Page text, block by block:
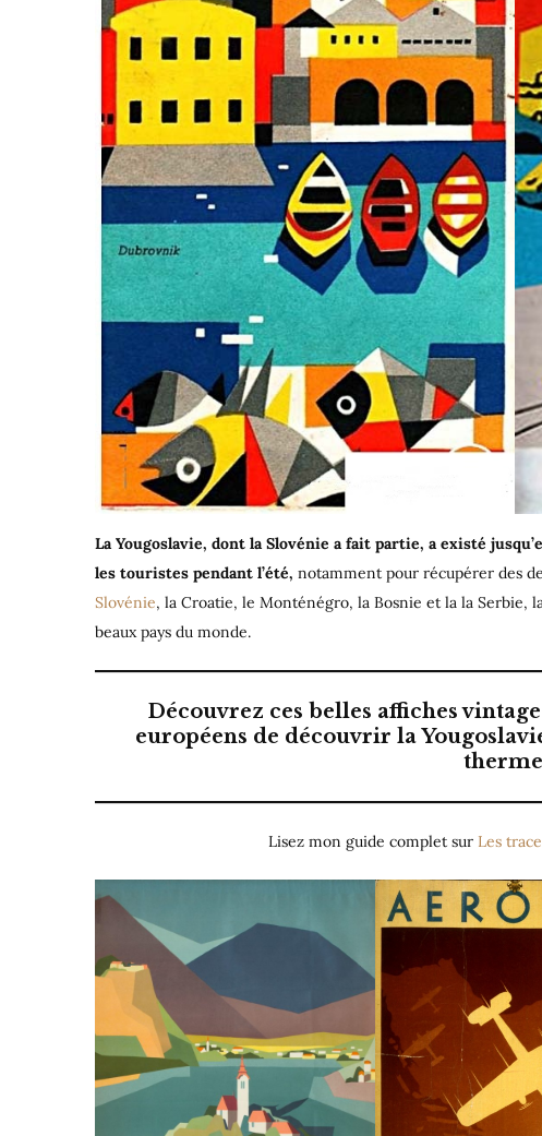
La Yougoslavie, dont la Slovénie a fait partie, a existé
les touristes pendant l’été, notamment pour récupérer des
Slovénie, la Croatie, le Monténégro, la Bosnie et la la Serbie,
beaux pays du monde.
Découvrez ces belles affiches
européens de découvrir la
Lisez mon guide complet sur Les